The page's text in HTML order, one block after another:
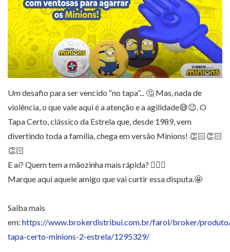
Um desafio para ser vencido “no tapa”... 🤔 Mas, nada de
violência, o que vale aqui é a atenção e a agilidade😅😉. O
Tapa Certo, clássico da Estrela que, desde 1989, vem
divertindo toda a família, chega em versão Minions! 👏🏻👏🏻
👏🏻
E aí? Quem tem a mãozinha mais rápida? ✋🏻😜
Marque aqui aquele amigo que vai curtir essa disputa.🤩
Saiba mais
em: https://www.brokerdistribui.com.br/farol/broker/
tapa-certo-minions-2-estrela/1295329/